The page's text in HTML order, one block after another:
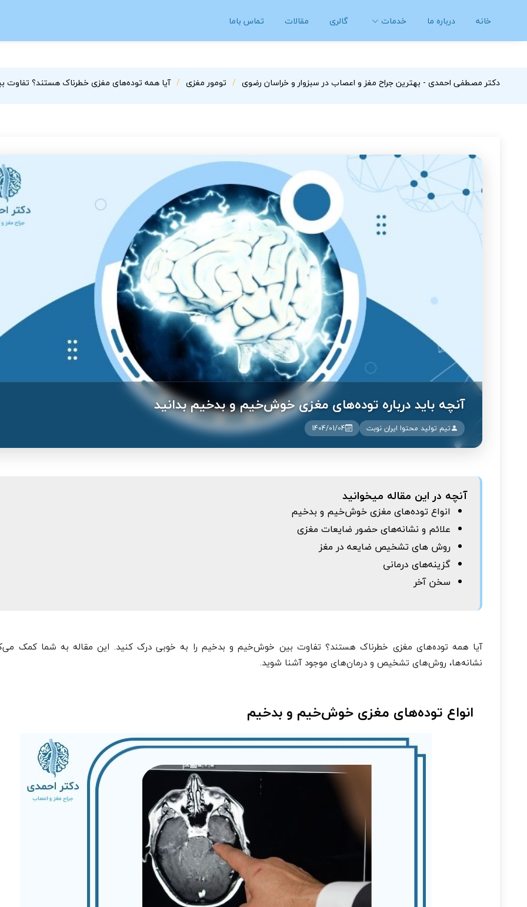
خانه درباره ما خدمات گالری مقالات تماس باما
دکتر مصطفی احمدی - بهترین جراح مغز و اعصاب در سبزوار و خراسان رضوی تومور مغزی آیا همه توده‌های مغزی خطرناک هستند؟
آنچه باید درباره توده‌های مغزی خوش‌خیم و بدخیم بدانید
تیم تولید محتوا ایران نوبت 1404/01/04
آنچه در این مقاله میخوانید
انواع توده‌های مغزی خوش‌خیم و بدخیم
علائم و نشانه‌های حضور ضایعات مغزی
روش های تشخیص ضایعه در مغز
گزینه‌های درمانی
سخن آخر
آیا همه توده‌های مغزی خطرناک هستند؟ تفاوت بین خوش‌خیم و بدخیم را به خوبی درک کنید. این مقاله به شما کمک
نشانه‌ها، روش‌های تشخیص و درمان‌های موجود آشنا شوید.
انواع توده‌های مغزی خوش‌خیم و بدخیم